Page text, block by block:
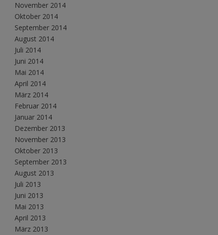
November 2014
Oktober 2014
September 2014
August 2014
Juli 2014
Juni 2014
Mai 2014
April 2014
März 2014
Februar 2014
Januar 2014
Dezember 2013
November 2013
Oktober 2013
September 2013
August 2013
Juli 2013
Juni 2013
Mai 2013
April 2013
März 2013